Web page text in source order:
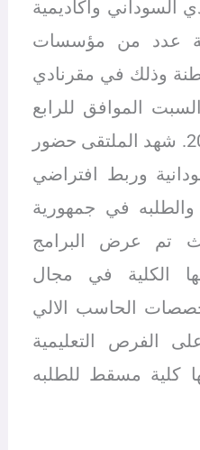
السوداني وأكاديمية
عدد من مؤسسات
وذلك في مقرنادي
الموافق للرابع
والعشرين من يونيو 2023. شهد الملتقى حضور
وربط افتراضي
والطلبه في جمهورية
تم عرض البرامج
الكلية في مجال
الحاسب الالي
الفرص التعليمية
كلية مسقط للطلبه